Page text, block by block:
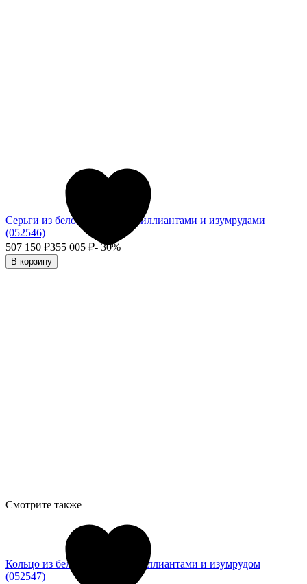
Серьги из белого золота с бриллиантами и изумрудами
(052546)
507 150 ₽355 005 ₽- 30%
В корзину
Кольцо из белого золота с бриллиантами и изумрудом
(052547)
Смотрите также